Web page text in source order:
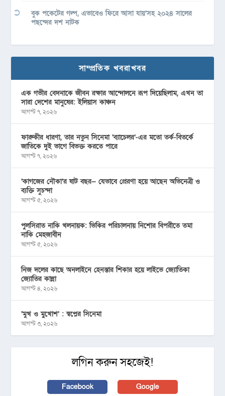
বুক পকেটের গল্প, এভাবেও ফিরে আসা যায়’সহ ২০২৪ সালের
পছন্দের দশ নাটক
সাম্প্রতিক খবরাখবর
এক গভীর বেদনাকে জীবন রক্ষার আন্দোলনে রূপ দিয়েছিলাম, এখন তা
সারা দেশের মানুষের: ইলিয়াস কাঞ্চন
আগস্ট ৭, ২০২৬
ফারুকীর ধারণা, তার নতুন সিনেমা ‘ব্যাচেলর’-এর মতো তর্ক-বিতর্কে
জাতিকে দুই ভাগে বিভক্ত করতে পারে
আগস্ট ৭, ২০২৬
‘কাগজের নৌকা’র ষাট বছর— যেভাবে প্রেরণা হয়ে আছেন অভিনেত্রী ও
ব্যক্তি সুচন্দা
আগস্ট ৫, ২০২৬
পুলসিরাত নাকি খলনায়ক: ভিকির পরিচালনায় নিশোর বিপরীতে তমা
নাকি মেহজাবীন
আগস্ট ৫, ২০২৬
নিজ দলের কাছে অনলাইনে হেনস্তার শিকার হয়ে লাইভে জ্যোতিকা
জ্যোতির কান্না
আগস্ট ৪, ২০২৬
‘মুখ ও মু্খোশ’ : স্বপ্নের সিনেমা
আগস্ট ৩, ২০২৬
লগিন করুন সহজেই!
Facebook Google